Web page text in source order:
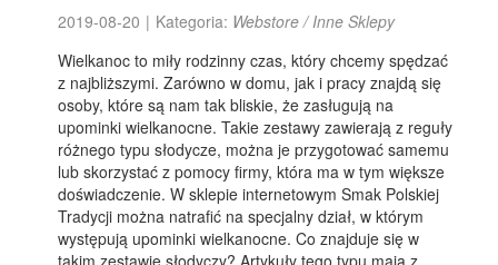
2019-08-20 | Kategoria: Webstore / Inne Sklepy
Wielkanoc to miły rodzinny czas, który chcemy spędzać
z najbliższymi. Zarówno w domu, jak i pracy znajdą się
osoby, które są nam tak bliskie, że zasługują na
upominki wielkanocne. Takie zestawy zawierają z reguły
różnego typu słodycze, można je przygotować samemu
lub skorzystać z pomocy firmy, która ma w tym większe
doświadczenie. W sklepie internetowym Smak Polskiej
Tradycji można natrafić na specjalny dział, w którym
występują upominki wielkanocne. Co znajduje się w
takim zestawie słodyczy? Artykuły tego typu mają z